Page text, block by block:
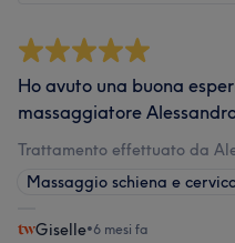
Ho avuto una buona
massaggiatore
Trattamento effettuato da
Massaggio schiena e
Giselle•6 mesi fa